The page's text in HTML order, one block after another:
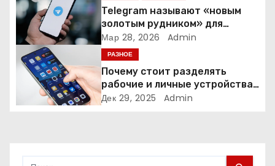
з
а
п
Telegram называют «новым
золотым рудником» для
креаторов: как блогеры
создают онлайн-бизнес
Мар 28, 2026 Admin
РАЗНОЕ
Почему стоит разделять
рабочие и личные устройства
— и чем опасно всё смешивать
Дек 29, 2025 Admin